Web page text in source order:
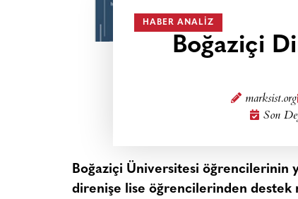
HABER ANALIZ
Boğaziçi
marksist.org
Son
Boğaziçi Üniversitesi öğrencilerinin
direnişe lise öğrencilerinden destek